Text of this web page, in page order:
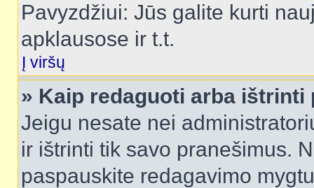
Pavyzdžiui: Jūs galite kurti
apklausose ir t.t.
Į viršų
» Kaip redaguoti arba ištrinti
Jeigu nesate nei
ir ištrinti tik savo pranešimus.
paspauskite redagavimo